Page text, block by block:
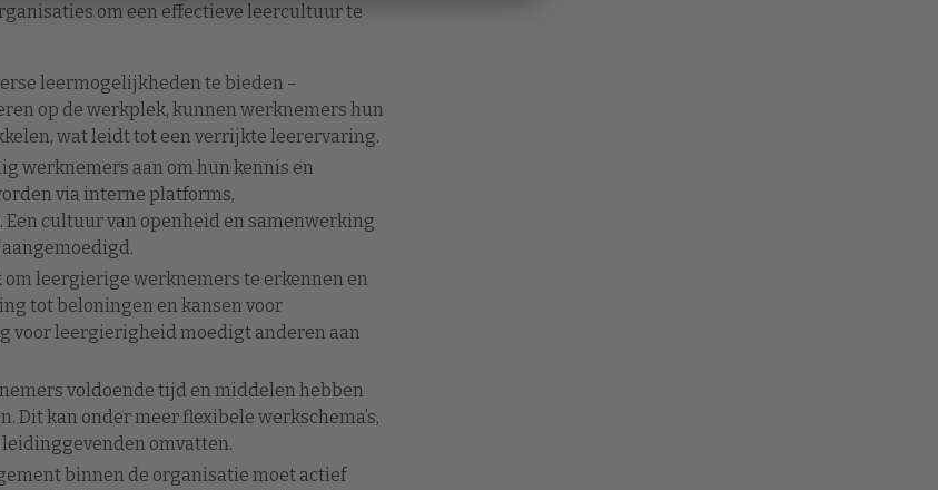
om een effectieve leercultuur te
leermogelijkheden te bieden –
op de werkplek, kunnen werknemers hun
wat leidt tot een verrijkte leerervaring.
werknemers aan om hun kennis en
via interne platforms,
cultuur van openheid en samenwerking
om leergierige werknemers te erkennen en
tot beloningen en kansen voor
voor leergierigheid moedigt anderen aan
voldoende tijd en middelen hebben
Dit kan onder meer flexibele werkschema’s,
omvatten.
binnen de organisatie moet actief